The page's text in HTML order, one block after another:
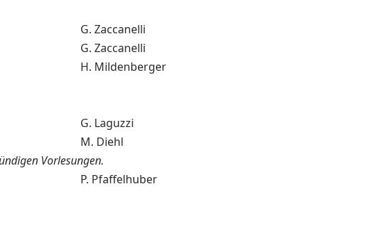
G. Zaccanelli
G. Zaccanelli
H. Mildenberger
G. Laguzzi
M. Diehl
Vorlesungen.
P. Pfaffelhuber